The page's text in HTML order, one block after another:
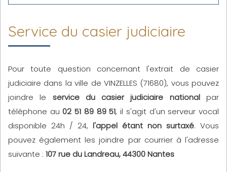
Service du casier judiciaire
Pour toute question concernant l'extrait de casier
judiciaire dans la ville de VINZELLES (71680), vous pouvez
joindre le service du casier judiciaire nationalpar
téléphone au 02 51 89 89 51, il s'agit d'un serveur vocal
disponible 24h / 24, l'appel étant non surtaxé. Vous
pouvez également les joindre par courrier à l'adresse
suivante : 107 rue du Landreau, 44300 Nantes